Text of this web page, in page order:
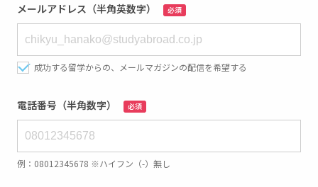
メールアドレス（半角英数字） 必須
成功する留学からの、メールマガジンの配信を希望する
電話番号（半角数字） 必須
例：08012345678 ※ハイフン（-）無し